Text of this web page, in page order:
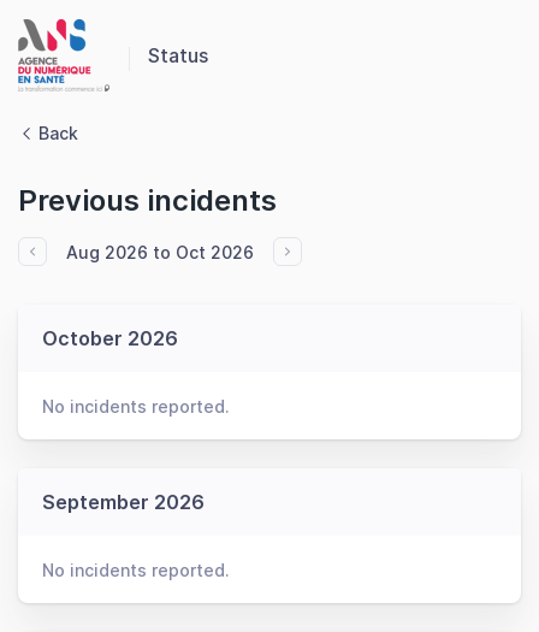
Status
Back
Previous incidents
Aug 2026 to Oct 2026
October 2026
No incidents reported.
September 2026
No incidents reported.
Panneau de gestion des cookies